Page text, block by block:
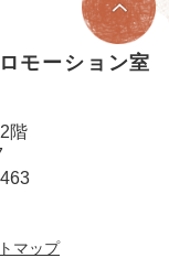
モーション室
階
マップ